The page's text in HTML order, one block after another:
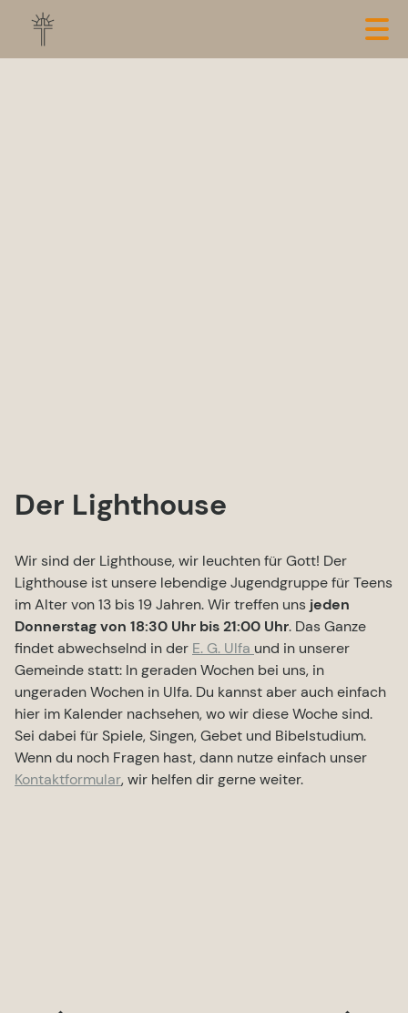
Der Lighthouse
Wir sind der Lighthouse, wir leuchten für Gott! Der
Lighthouse ist unsere lebendige Jugendgruppe für Teens
im Alter von 13 bis 19 Jahren. Wir treffen uns jeden
Donnerstag von 18:30 Uhr bis 21:00 Uhr. Das Ganze
findet abwechselnd in der E. G. Ulfa und in unserer
Gemeinde statt: In geraden Wochen bei uns, in
ungeraden Wochen in Ulfa. Du kannst aber auch einfach
hier im Kalender nachsehen, wo wir diese Woche sind.
Sei dabei für Spiele, Singen, Gebet und Bibelstudium.
Wenn du noch Fragen hast, dann nutze einfach unser
Kontaktformular, wir helfen dir gerne weiter.